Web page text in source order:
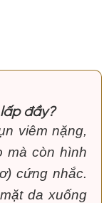
đầy?
viêm nặng,
mà còn hình
cứng nhắc.
da xuống